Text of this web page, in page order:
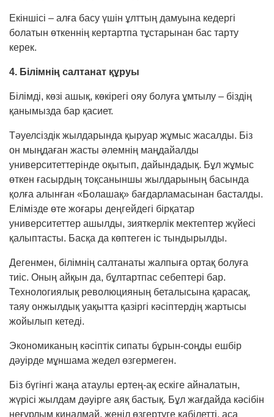
Екіншісі – алға басу үшін ұлттың дамуына кедергі
болатын өткеннің кертартпа тұстарынан бас тарту
керек.
4. Білімнің салтанат құруы
Білімді, көзі ашық, көкірегі ояу болуға ұмтылу – біздің
қанымызда бар қасиет.
Тәуелсіздік жылдарында қыруар жұмыс жасалды. Біз
он мыңдаған жасты әлемнің маң­дайалды
университеттерінде оқытып, дайын­дадық. Бұл жұмыс
өткен ғасырдың тоқсаныншы жыл­дарының басында
қолға алынған «Болашақ» бағдар­ламасынан басталды.
Елімізде өте жоғары деңгей­дегі бірқатар
университеттер ашылды, зият­керлік мектептер жүйесі
қалыптасты. Басқа да көптеген іс тындырылды.
Дегенмен, білімнің салтанаты жалпыға ор­тақ болуға
тиіс. Оның айқын да, бұлтартпас себеп­­тері бар.
Технологиялық революцияның беталы­­сына қарасақ,
таяу онжылдық уақыт­та қазір­гі кәсіптердің жартысы
жойылып кетеді.
Экономиканың кәсіптік сипаты бұрын-соңды ешбір
дәуірде мұншама жедел өзгермеген.
Біз бүгінгі жаңа атаулы ертең-ақ ескіге айналатын,
жүрісі жылдам дәуірге аяқ бастық. Бұл жағ­дайда кәсібін
неғұрлым қиналмай, жеңіл өзгер­туге қабілетті, аса